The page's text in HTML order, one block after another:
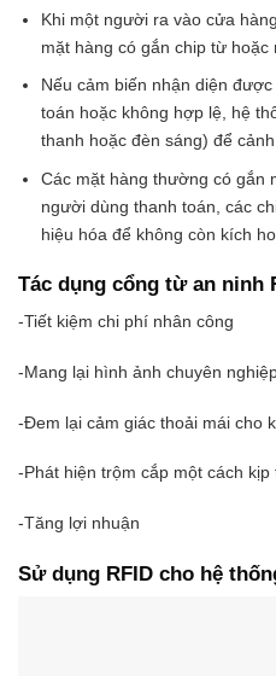
Khi một người ra vào cửa
mặt hàng có gắn chip từ hoặc
Nếu cảm biến nhận diện
toán hoặc không hợp lệ, hệ
thanh hoặc đèn sáng) để
Các mặt hàng thường có gắn
người dùng thanh toán, các
hiệu hóa để không còn kích
Tác dụng cổng từ an ninh
-Tiết kiệm chi phí nhân công
-Mang lại hình ảnh chuyên
-Đem lại cảm giác thoải mái cho
-Phát hiện trộm cắp một cách kịp
-Tăng lợi nhuận
Sử dụng RFID cho hệ